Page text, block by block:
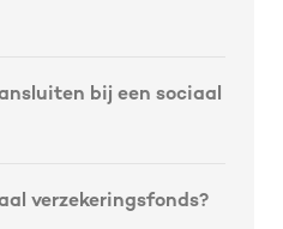
bij een sociaal
verzekeringsfonds?